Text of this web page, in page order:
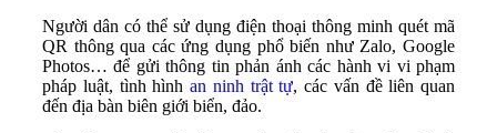
Người dân có thể sử dụng điện thoại thông minh quét mã
QR thông qua các ứng dụng phổ biến như Zalo, Google
Photos… để gửi thông tin phản ánh các hành vi vi phạm
pháp luật, tình hình an ninh trật tự, các vấn đề liên quan
đến địa bàn biên giới biển, đảo.